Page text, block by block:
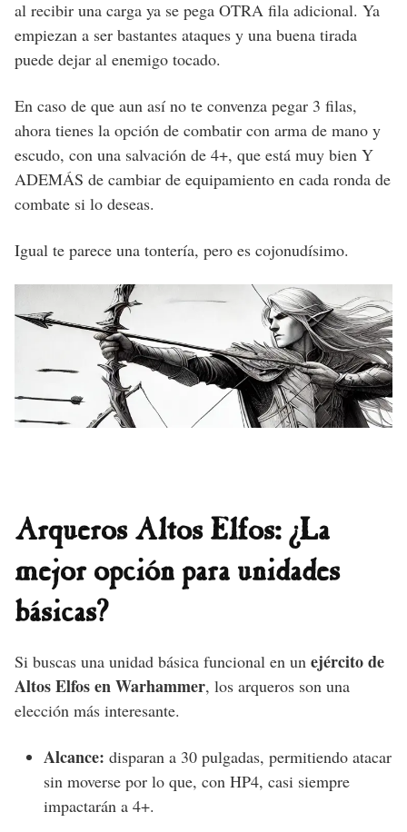
al recibir una carga ya se pega OTRA fila adicional. Ya
empiezan a ser bastantes ataques y una buena tirada
puede dejar al enemigo tocado.
En caso de que aun así no te convenza pegar 3 filas,
ahora tienes la opción de combatir con arma de mano y
escudo, con una salvación de 4+, que está muy bien Y
ADEMÁS de cambiar de equipamiento en cada ronda de
combate si lo deseas.
Igual te parece una tontería, pero es cojonudísimo.
Arqueros Altos Elfos: ¿La
mejor opción para unidades
básicas?
Si buscas una unidad básica funcional en un ejército de
Altos Elfos en Warhammer, los arqueros son una
elección más interesante.
Alcance: disparan a 30 pulgadas, permitiendo atacar
sin moverse por lo que, con HP4, casi siempre
impactarán a 4+.